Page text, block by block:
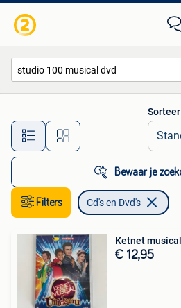
Alle afstanden…
Bewaar je
Filters Cd's en Dvd's
Ketnet
€ 12,95